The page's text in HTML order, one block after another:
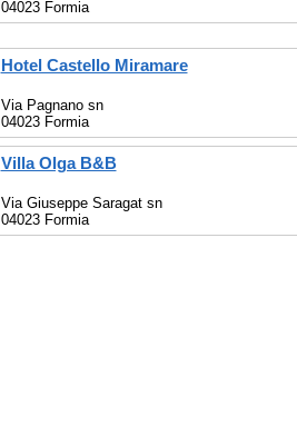
04023 Formia
Hotel Castello Miramare
Via Pagnano sn
04023 Formia
Villa Olga B&B
Via Giuseppe Saragat sn
04023 Formia